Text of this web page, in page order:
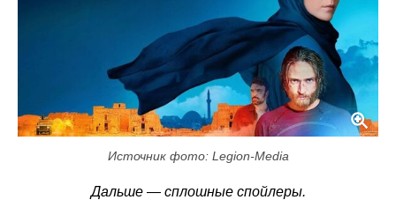
Источник фото: Legion-Media
Дальше — сплошные спойлеры.